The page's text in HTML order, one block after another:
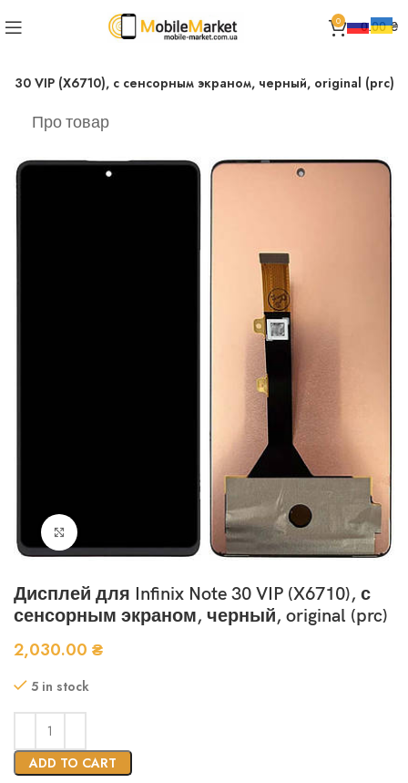
0 0.00₴
30 VIP (X6710), с сенсорным экраном, черный, original (prc)
Про товар
Нажмите, чтобы увеличить
Дисплей для Infinix Note 30 VIP (X6710), с
сенсорным экраном, черный, original (prc)
2,030.00 ₴
5 in stock
ADD TO CART